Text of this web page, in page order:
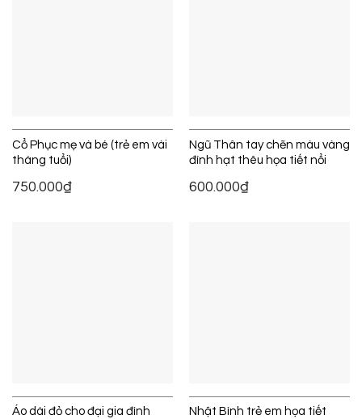
Cổ Phục mẹ và bé (trẻ em vài
tháng tuổi)
750.000₫
Ngũ Thân tay chẽn màu vàng
đính hạt thêu họa tiết nổi
600.000₫
Áo dài đỏ cho đại gia đình
Nhật Bình trẻ em họa tiết